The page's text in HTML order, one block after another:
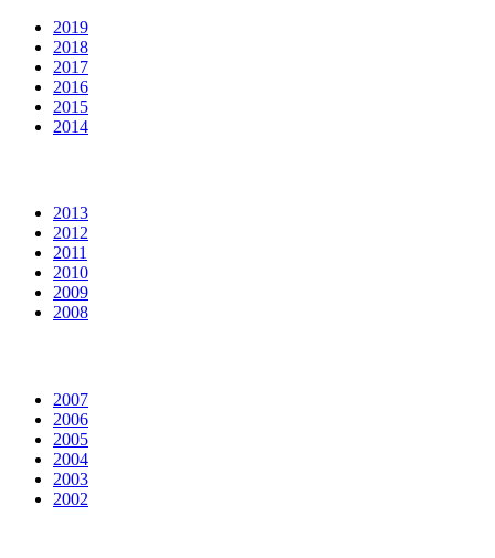
2019
2018
2017
2016
2015
2014
2013
2012
2011
2010
2009
2008
2007
2006
2005
2004
2003
2002